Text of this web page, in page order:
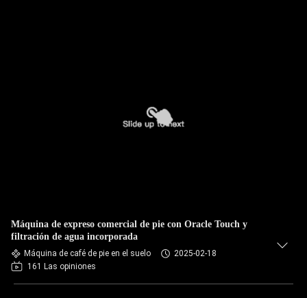
Máquina de expreso comercial de pie con Oracle Touch y
filtración de agua incorporada
Máquina de café de pie en el suelo
2025-02-18
161 Las opiniones